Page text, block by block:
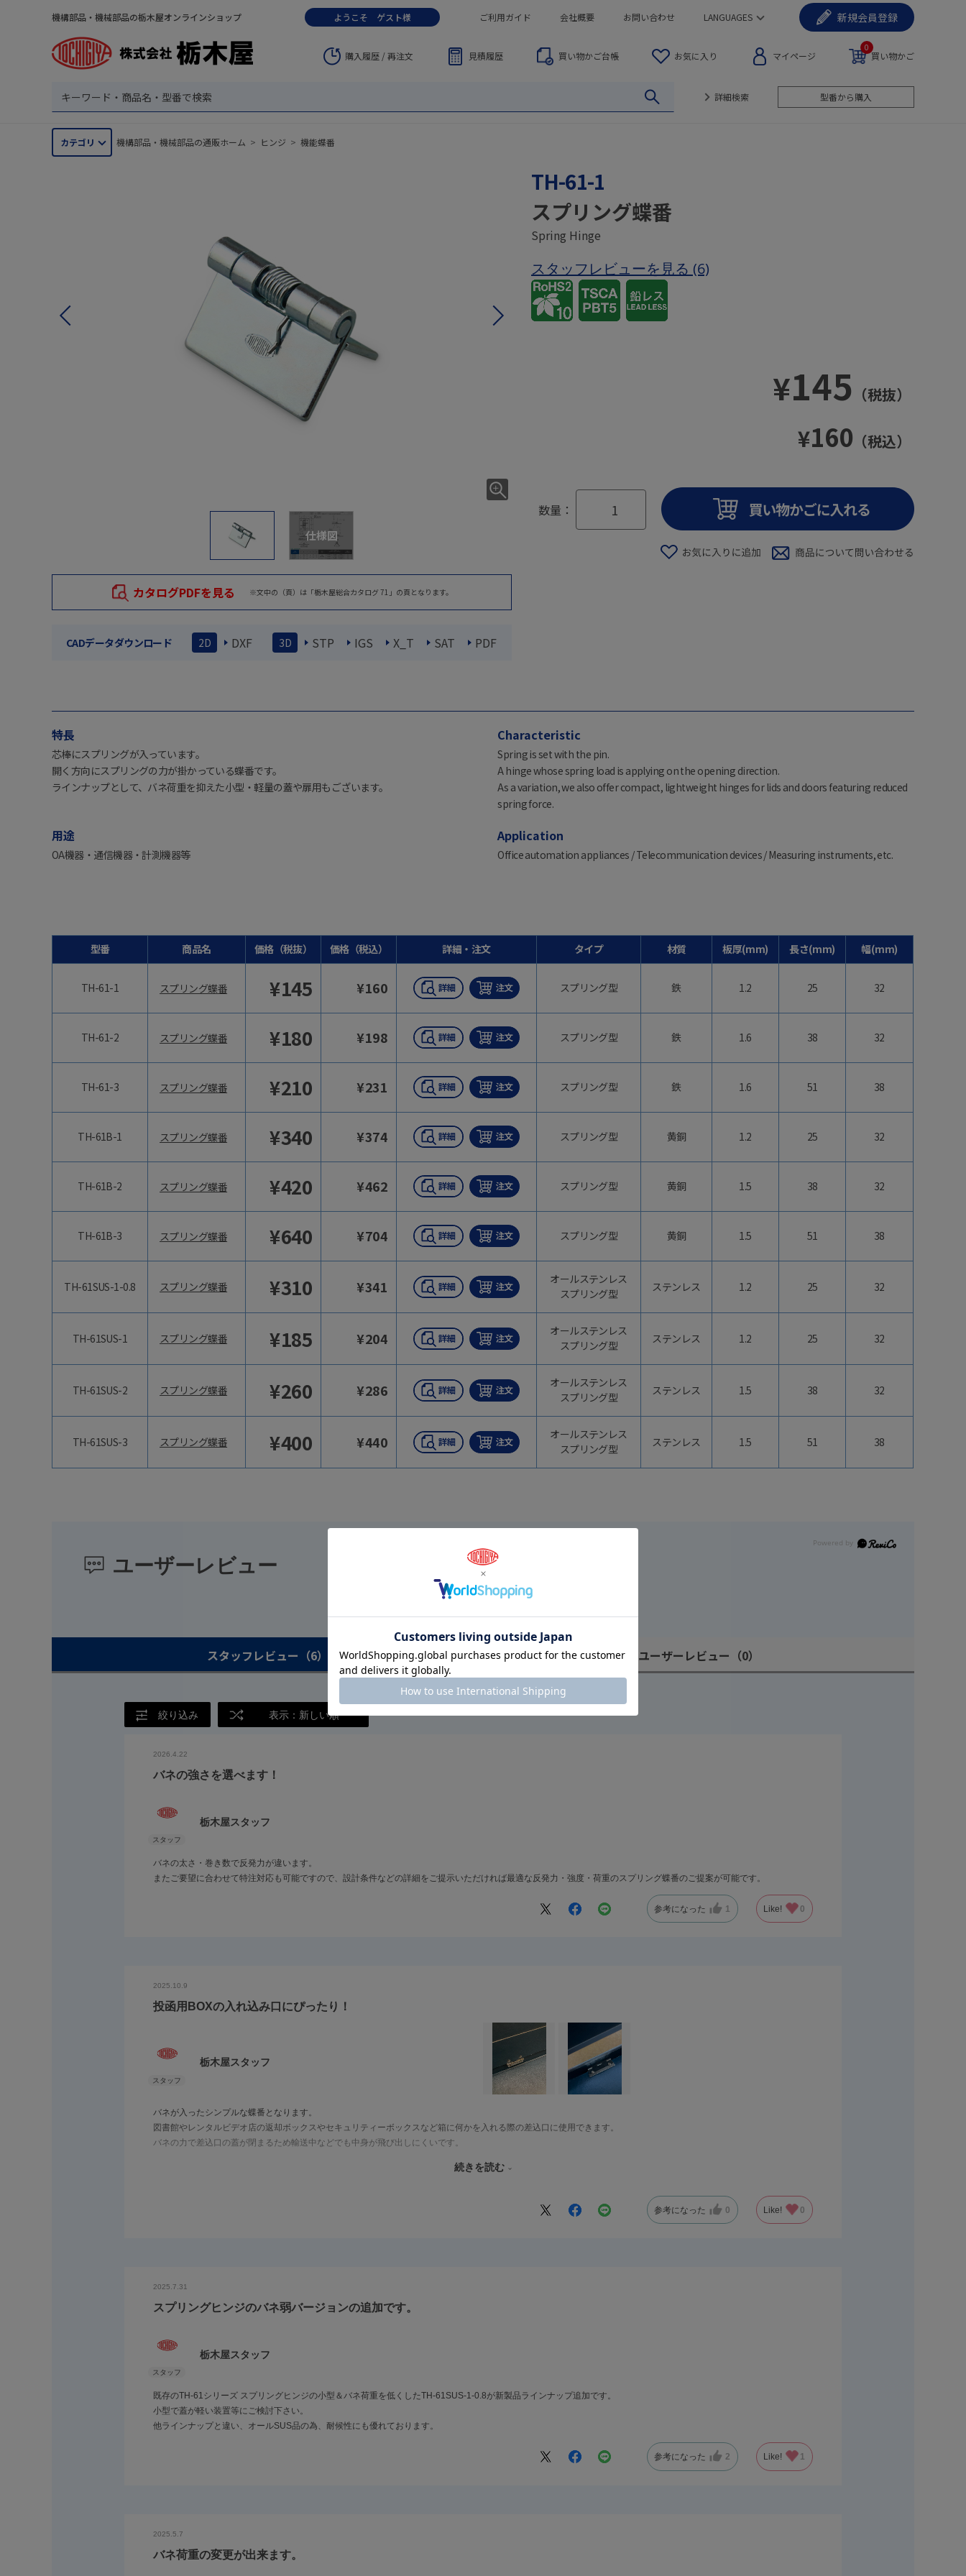
機構部品・機械部品の栃木屋オンラインショップ ようこそ ゲスト様 ご利用ガイド 会社概要 お問い合わせ LANGUAGES 新規会員登録
購入履歴 / 再注文 見積履歴 買い物かご台帳 お気に入り マイページ 買い物かご
0
詳細検索 型番から購入
カテゴリ 機構部品・機械部品の通販ホーム > ヒンジ > 機能蝶番
仕様図
カタログPDFを見る ※文中の（頁）は「栃木屋総合カタログ 71」の頁となります。
CADデータダウンロード 2D DXF 3D STP IGS X_T SAT PDF
TH-61-1
スプリング蝶番
Spring Hinge
スタッフレビューを見る (6)
¥145 （税抜）
¥160 （税込）
数量：
特長
芯棒にスプリングが入っています。
開く方向にスプリングの力が掛かっている蝶番です。
ラインナップとして、バネ荷重を抑えた小型・軽量の蓋や扉用もございます。
Characteristic
Spring is set with the pin.
A hinge whose spring load is applying on the opening direction.
As a variation, we also offer compact, lightweight hinges for lids and doors featuring reduced
spring force.
用途
OA機器・通信機器・計測機器等
Application
Office automation appliances / Telecommunication devices / Measuring instruments, etc.
型番 商品名 価格（税抜） 価格（税込） 詳細・注文
TH-61-1 スプリング蝶番 ¥145 ¥160
TH-61-2 スプリング蝶番 ¥180 ¥198
TH-61-3 スプリング蝶番 ¥210 ¥231
TH-61B-1 スプリング蝶番 ¥340 ¥374
TH-61B-2 スプリング蝶番 ¥420 ¥462
TH-61B-3 スプリング蝶番 ¥640 ¥704
TH-61SUS-1-0.8 スプリング蝶番 ¥310 ¥341
TH-61SUS-1 スプリング蝶番 ¥185 ¥204
TH-61SUS-2 スプリング蝶番 ¥260 ¥286
TH-61SUS-3 スプリング蝶番 ¥400 ¥440
タイプ 材質 板厚(mm) 長さ(mm) 幅(mm)
スプリング型 鉄 1.2 25 32
スプリング型 鉄 1.6 38 32
スプリング型 鉄 1.6 51 38
スプリング型 黄銅 1.2 25 32
スプリング型 黄銅 1.5 38 32
スプリング型 黄銅 1.5 51 38
オールステンレス
スプリング型
ステンレス 1.2 25 32
オールステンレス
スプリング型
ステンレス 1.2 25 32
オールステンレス
スプリング型
ステンレス 1.5 38 32
オールステンレス
スプリング型
ステンレス 1.5 51 38
ユーザーレビュー
スタッフレビュー （6） ユーザーレビュー （0）
絞り込み 表示：新しい順
2026.4.22
バネの強さを選べます！
栃木屋スタッフ
バネの太さ・巻き数で反発力が違います。
またご要望に合わせて特注対応も可能ですので、設計条件などの詳細をご提示いただければ最適な反発力・強度・荷重のスプリング蝶番のご提案が可能です。
参考になった 1 Like! 0
2025.10.9
投函用BOXの入れ込み口にぴったり！
栃木屋スタッフ
バネが入ったシンプルな蝶番となります。
図書館やレンタルビデオ店の返却ボックスやセキュリティーボックスなど箱に何かを入れる際の差込口に使用できます。
バネの力で差込口の蓋が閉まるため輸送中などでも中身が飛び出しにくいです。
続きを読む
参考になった 0 Like! 0
2025.7.31
スプリングヒンジのバネ弱バージョンの追加です。
栃木屋スタッフ
既存のTH-61シリーズ スプリングヒンジの小型＆バネ荷重を低くしたTH-61SUS-1-0.8が新製品ラインナップ追加です。
小型で蓋が軽い装置等にご検討下さい。
他ラインナップと違い、オールSUS品の為、耐候性にも優れております。
参考になった 2 Like! 1
2025.5.7
バネ荷重の変更が出来ます。